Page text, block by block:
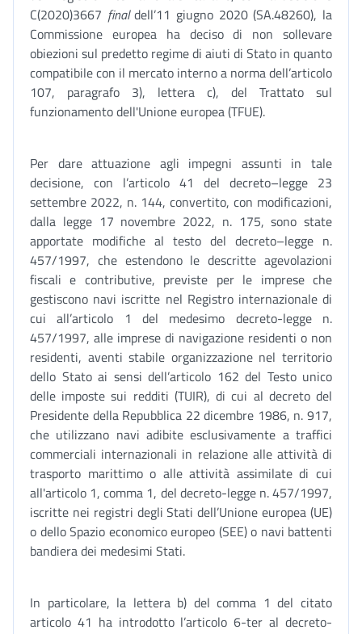
C(2020)3667 finaldell’11 giugno 2020 (SA.48260), la
Commissione europea ha deciso di non sollevare
obiezioni sul predetto regime di aiuti di Stato in quanto
compatibile con il mercato interno a norma dell’articolo
107, paragrafo 3), lettera c), del Trattato sul
funzionamento dell'Unione europea (TFUE).
Per dare attuazione agli impegni assunti in tale
decisione, con l’articolo 41 del decreto–legge 23
settembre 2022, n. 144, convertito, con modificazioni,
dalla legge 17 novembre 2022, n. 175, sono state
apportate modifiche al testo del decreto–legge n.
457/1997, che estendono le descritte agevolazioni
fiscali e contributive, previste per le imprese che
gestiscono navi iscritte nel Registro internazionale di
cui all’articolo 1 del medesimo decreto-legge n.
457/1997, alle imprese di navigazione residenti o non
residenti, aventi stabile organizzazione nel territorio
dello Stato ai sensi dell’articolo 162 del Testo unico
delle imposte sui redditi (TUIR), di cui al decreto del
Presidente della Repubblica 22 dicembre 1986, n. 917,
che utilizzano navi adibite esclusivamente a traffici
commerciali internazionali in relazione alle attività di
trasporto marittimo o alle attività assimilate di cui
all'articolo 1, comma 1, del decreto-legge n. 457/1997,
iscritte nei registri degli Stati dell’Unione europea (UE)
o dello Spazio economico europeo (SEE) o navi battenti
bandiera dei medesimi Stati.
In particolare, la lettera b) del comma 1 del citato
articolo 41 ha introdotto l’articolo 6-ter al decreto-